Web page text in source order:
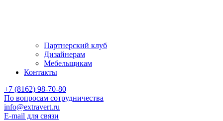
Партнерский клуб
Дизайнерам
Мебельщикам
Контакты
+7 (8162) 98-70-80
По вопросам сотрудничества
info@extravert.ru
E-mail для связи